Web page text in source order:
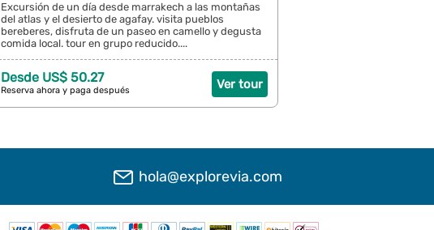
Excursión de un día desde marrakech a las montañas
del atlas y el desierto de agafay. visita pueblos
bereberes, disfruta de un paseo en camello y degusta
comida local. tour en grupo reducido....
Ver tour
Desde US$ 50.27
Reserva ahora y paga después
hola@explorevia.com